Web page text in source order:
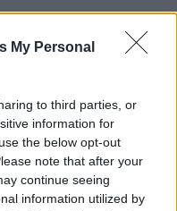
My Personal
to third parties, or
information for
the below opt-out
note that after your
continue seeing
information utilized by